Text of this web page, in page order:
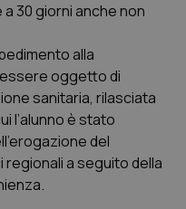
30 giorni anche non
alla
oggetto di
sanitaria, rilasciata
l’alunno è stato
del
a seguito della